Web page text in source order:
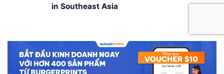
in Southeast Asia